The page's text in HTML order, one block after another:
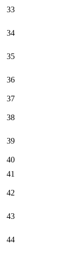
33
34
35
36
37
38
39
40
41
42
43
44